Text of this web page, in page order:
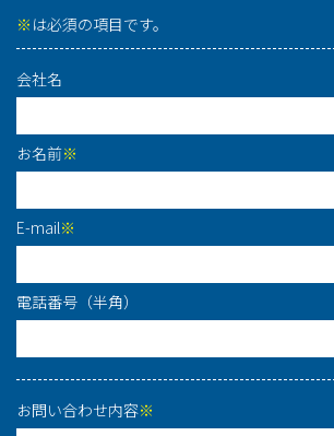
※ は必須の項目です。
会社名
お名前※
E-mail※
電話番号（半角）
お問い合わせ内容※